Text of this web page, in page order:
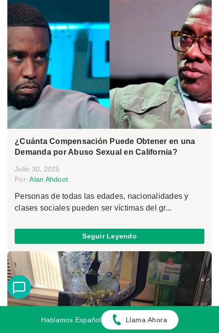
¿Cuánta Compensación Puede Obtener en una
Demanda por Abuso Sexual en California?
Julio 30, 2025
Por:Alan Ahdoot
Personas de todas las edades, nacionalidades y
clases sociales pueden ser víctimas del gr...
Seguir Leyendo
Hablamos Español Llama Ahora